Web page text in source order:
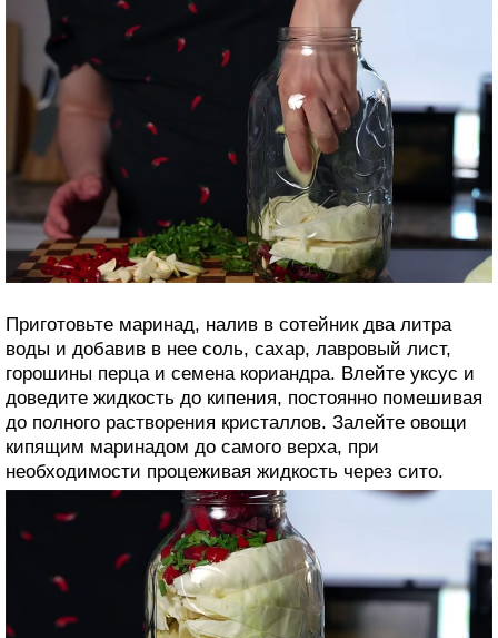
Приготовьте маринад, налив в сотейник два литра
воды и добавив в нее соль, сахар, лавровый лист,
горошины перца и семена кориандра. Влейте уксус и
доведите жидкость до кипения, постоянно помешивая
до полного растворения кристаллов. Залейте овощи
кипящим маринадом до самого верха, при
необходимости процеживая жидкость через сито.